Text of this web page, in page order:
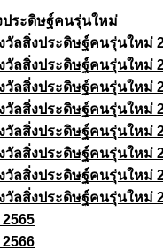
ประดิษฐ์คนรุ่นใหม่
วัลสิ่งประดิษฐ์คนรุ่นใหม่
วัลสิ่งประดิษฐ์คนรุ่นใหม่
วัลสิ่งประดิษฐ์คนรุ่นใหม่
วัลสิ่งประดิษฐ์คนรุ่นใหม่
วัลสิ่งประดิษฐ์คนรุ่นใหม่
วัลสิ่งประดิษฐ์คนรุ่นใหม่
วัลสิ่งประดิษฐ์คนรุ่นใหม่
วัลสิ่งประดิษฐ์คนรุ่นใหม่